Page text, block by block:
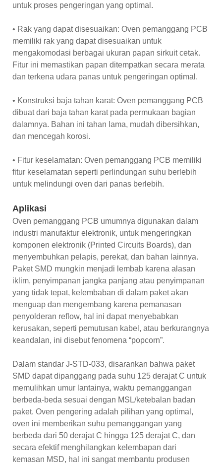
untuk proses pengeringan yang optimal.
• Rak yang dapat disesuaikan: Oven pemanggang PCB
memiliki rak yang dapat disesuaikan untuk
mengakomodasi berbagai ukuran papan sirkuit cetak.
Fitur ini memastikan papan ditempatkan secara merata
dan terkena udara panas untuk pengeringan optimal.
• Konstruksi baja tahan karat: Oven pemanggang PCB
dibuat dari baja tahan karat pada permukaan bagian
dalamnya. Bahan ini tahan lama, mudah dibersihkan,
dan mencegah korosi.
• Fitur keselamatan: Oven pemanggang PCB memiliki
fitur keselamatan seperti perlindungan suhu berlebih
untuk melindungi oven dari panas berlebih.
Aplikasi
Oven pemanggang PCB umumnya digunakan dalam
industri manufaktur elektronik, untuk mengeringkan
komponen elektronik (Printed Circuits Boards), dan
menyembuhkan pelapis, perekat, dan bahan lainnya.
Paket SMD mungkin menjadi lembab karena alasan
iklim, penyimpanan jangka panjang atau penyimpanan
yang tidak tepat, kelembaban di dalam paket akan
menguap dan mengembang karena pemanasan
penyolderan reflow, hal ini dapat menyebabkan
kerusakan, seperti pemutusan kabel, atau berkurangnya
keandalan, ini disebut fenomena “popcorn”.
Dalam standar J-STD-033, disarankan bahwa paket
SMD dapat dipanggang pada suhu 125 derajat C untuk
memulihkan umur lantainya, waktu pemanggangan
berbeda-beda sesuai dengan MSL/ketebalan badan
paket. Oven pengering adalah pilihan yang optimal,
oven ini memberikan suhu pemanggangan yang
berbeda dari 50 derajat C hingga 125 derajat C, dan
secara efektif menghilangkan kelembapan dari
kemasan MSD, hal ini sangat membantu produsen